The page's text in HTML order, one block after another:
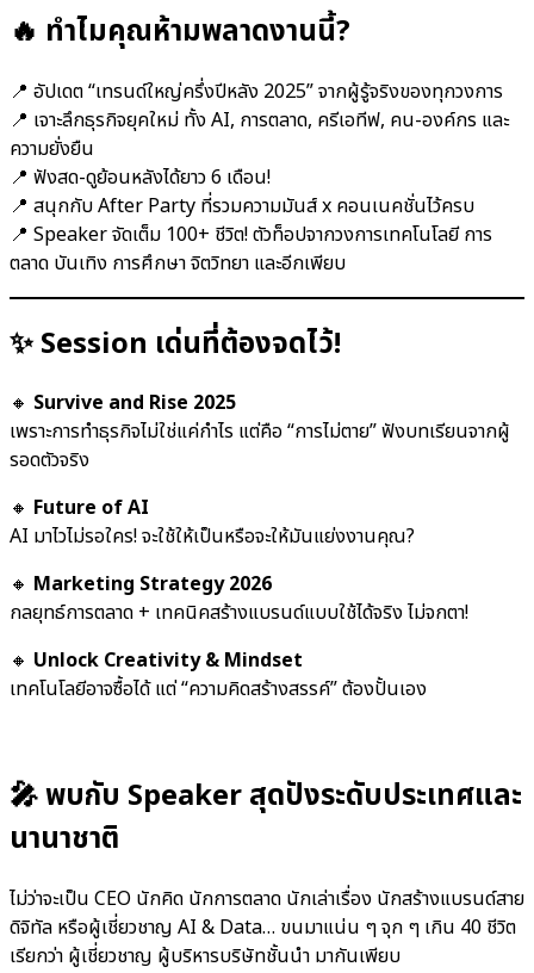
🔥 ทำไมคุณห้ามพลาดงานนี้?
📍 อัปเดต “เทรนด์ใหญ่ครึ่งปีหลัง 2025” จากผู้รู้จริงของทุกวงการ
📍 เจาะลึกธุรกิจยุคใหม่ ทั้ง AI, การตลาด, ครีเอทีฟ, คน-องค์กร และ
ความยั่งยืน
📍 ฟังสด-ดูย้อนหลังได้ยาว 6 เดือน!
📍 สนุกกับ After Party ที่รวมความมันส์ x คอนเนคชั่นไว้ครบ
📍 Speaker จัดเต็ม 100+ ชีวิต! ตัวท็อปจากวงการเทคโนโลยี การ
ตลาด บันเทิง การศึกษา จิตวิทยา และอีกเพียบ
✨ Session เด่นที่ต้องจดไว้!
🔸 Survive and Rise 2025
เพราะการทำธุรกิจไม่ใช่แค่กำไร แต่คือ “การไม่ตาย” ฟังบทเรียนจากผู้
รอดตัวจริง
🔸 Future of AI
AI มาไวไม่รอใคร! จะใช้ให้เป็นหรือจะให้มันแย่งงานคุณ?
🔸 Marketing Strategy 2026
กลยุทธ์การตลาด + เทคนิคสร้างแบรนด์แบบใช้ได้จริง ไม่จกตา!
🔸 Unlock Creativity & Mindset
เทคโนโลยีอาจซื้อได้ แต่ “ความคิดสร้างสรรค์” ต้องปั้นเอง
🎤 พบกับ Speaker สุดปังระดับประเทศและ
นานาชาติ
ไม่ว่าจะเป็น CEO นักคิด นักการตลาด นักเล่าเรื่อง นักสร้างแบรนด์สาย
ดิจิทัล หรือผู้เชี่ยวชาญ AI & Data… ขนมาแน่น ๆ จุก ๆ เกิน 40 ชีวิต
เรียกว่า ผู้เชี่ยวชาญ ผู้บริหารบริษัทชั้นนำ มากันเพียบ